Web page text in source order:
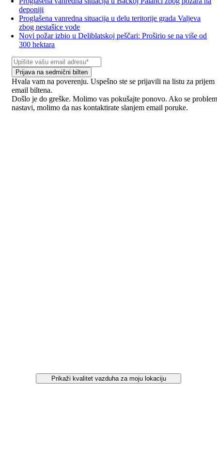
deponiji
Proglašena vanredna situacija u delu teritorije grada Valjeva
zbog nestašice vode
Novi požar izbio u Deliblatskoj peščari: Proširio se na više od
300 hektara
Prijava na sedmični bilten
Hvala vam na poverenju. Uspešno ste se prijavili na listu za prijem
email biltena.
Došlo je do greške. Molimo vas pokušajte ponovo. Ako se
nastavi, molimo da nas kontaktirate slanjem email poruke.
Prikaži kvalitet vazduha za moju lokaciju